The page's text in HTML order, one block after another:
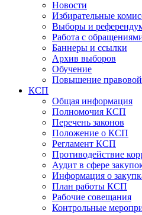
Новости
Избирательные
Выборы и
Работа с
Баннеры и ссылки
Архив выборов
Обучение
Повышение правовой
КСП
Общая информация
Полномочия КСП
Перечень законов
Положение о КСП
Регламент КСП
Противодействие
Аудит в сфере
Информация о
План работы КСП
Рабочие совещания
Контрольные